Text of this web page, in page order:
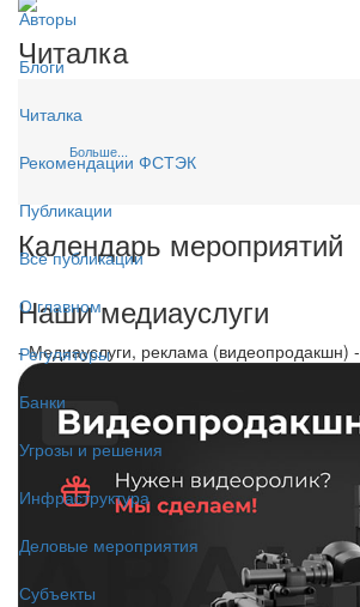
Авторы
Блоги
Читалка
Рекомендации ФСТЭК
Публикации
Все публикации
О главном
Регуляторы
Банки
Угрозы и решения
Инфраструктура
Деловые мероприятия
Субъекты
Читалка
Больше...
Календарь мероприятий
Наши медиауслуги
- Медиауслуги, реклама (видеопродакшн) -